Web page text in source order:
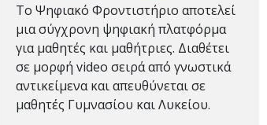
Το Ψηφιακό Φροντιστήριο αποτελεί
μια σύγχρονη ψηφιακή πλατφόρμα
για μαθητές και μαθήτριες. Διαθέτει
σε μορφή video σειρά από γνωστικά
αντικείμενα και απευθύνεται σε
μαθητές Γυμνασίου και Λυκείου.